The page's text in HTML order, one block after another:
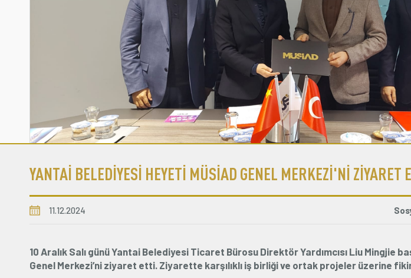
YANTAİ BELEDİYESİ HEYETİ MÜSİAD GENEL MERKEZİ'Nİ ZİYARET
11.12.2024
10 Aralık Salı günü Yantai Belediyesi Ticaret Bürosu Direktör Yardımcısı Liu Mingjie
Genel Merkezi’ni ziyaret etti. Ziyarette karşılıklı iş birliği ve ortak projeler üzerine